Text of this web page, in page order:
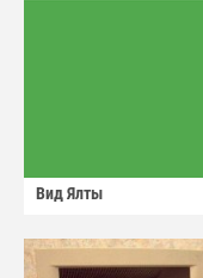
Вид Ялты